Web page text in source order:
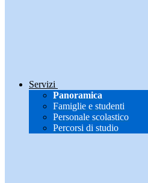
Servizi
Panoramica
Famiglie e studenti
Personale scolastico
Percorsi di studio